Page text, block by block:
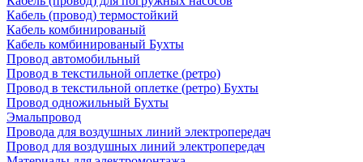
Кабель (провод) термостойкий
Кабель комбинированый
Кабель комбинированый Бухты
Провод автомобильный
Провод в текстильной оплетке (ретро)
Провод в текстильной оплетке (ретро) Бухты
Провод одножильный Бухты
Эмальпровод
Провода для воздушных линий электропередач
Провод для воздушных линий электропередач